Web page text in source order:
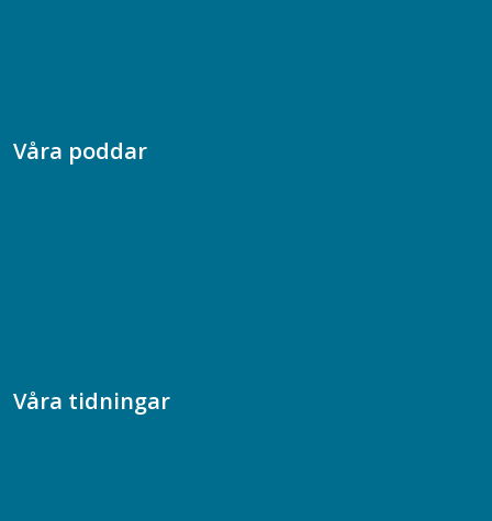
Våra poddar
Våra tidningar